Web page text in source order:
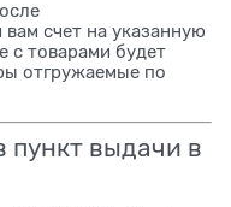
счет на указанную
с товарами будет
отгружаемые по
пункт выдачи в